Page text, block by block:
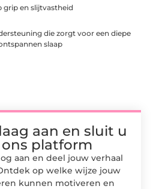
grip en slijtvastheid
die zorgt voor een diepe
slaap
aan en sluit u
platform
aan en deel jouw verhaal
op welke wijze jouw
kunnen motiveren en